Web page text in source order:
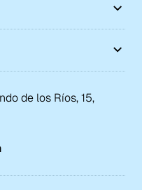
de los Ríos, 15,